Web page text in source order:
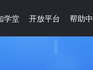
学堂 开放平台 帮助